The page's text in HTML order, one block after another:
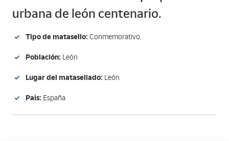
urbana de león centenario.
Tipo de matasello: Conmemorativo.
Población: León
Lugar del matasellado: León
País: España